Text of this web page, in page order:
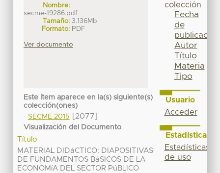
Nombre:
secme-19286.pdf
Tamaño: 3.136Mb
Formato: PDF
Ver documento
Este ítem aparece en la(s) siguiente(s)
colección(ones)
SECME 2015
[2077]
Visualización del Documento
Título
MATERIAL DIDáCTICO: DIAPOSITIVAS
DE FUNDAMENTOS BáSICOS DE LA
ECONOMíA DEL SECTOR PúBLICO
colección
Fecha
de
publicación
Autor
Título
Materia
Tipo
Usuario
Acceder
Estadísticas
Estadísticas
de uso